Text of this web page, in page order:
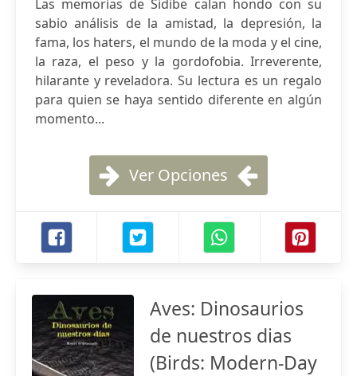
Las memorias de Sidibe calan hondo con su
sabio análisis de la amistad, la depresión, la
fama, los haters, el mundo de la moda y el cine,
la raza, el peso y la gordofobia. Irreverente,
hilarante y reveladora. Su lectura es un regalo
para quien se haya sentido diferente en algún
momento...
Ver Opciones
Aves: Dinosaurios
de nuestros dias
(Birds: Modern-Day